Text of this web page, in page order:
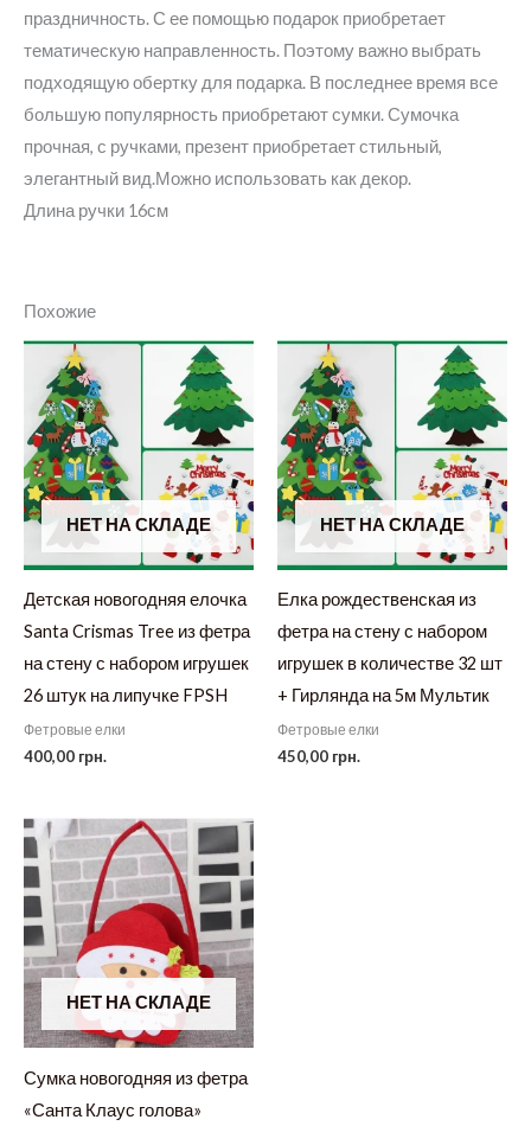
праздничность. С ее помощью подарок приобретает
тематическую направленность. Поэтому важно выбрать
подходящую обертку для подарка. В последнее время все
большую популярность приобретают сумки. Сумочка
прочная, с ручками, презент приобретает стильный,
элегантный вид.Можно использовать как декор.
Длина ручки 16см
Похожие
НЕТ НА СКЛАДЕ
Детская новогодняя елочка
Santa Crismas Tree из фетра
на стену с набором игрушек
26 штук на липучке FPSH
Фетровые елки
400,00 грн.
НЕТ НА СКЛАДЕ
Елка рождественская из
фетра на стену с набором
игрушек в количестве 32 шт
+ Гирлянда на 5м Мультик
Фетровые елки
450,00 грн.
НЕТ НА СКЛАДЕ
Сумка новогодняя из фетра
«Санта Клаус голова»